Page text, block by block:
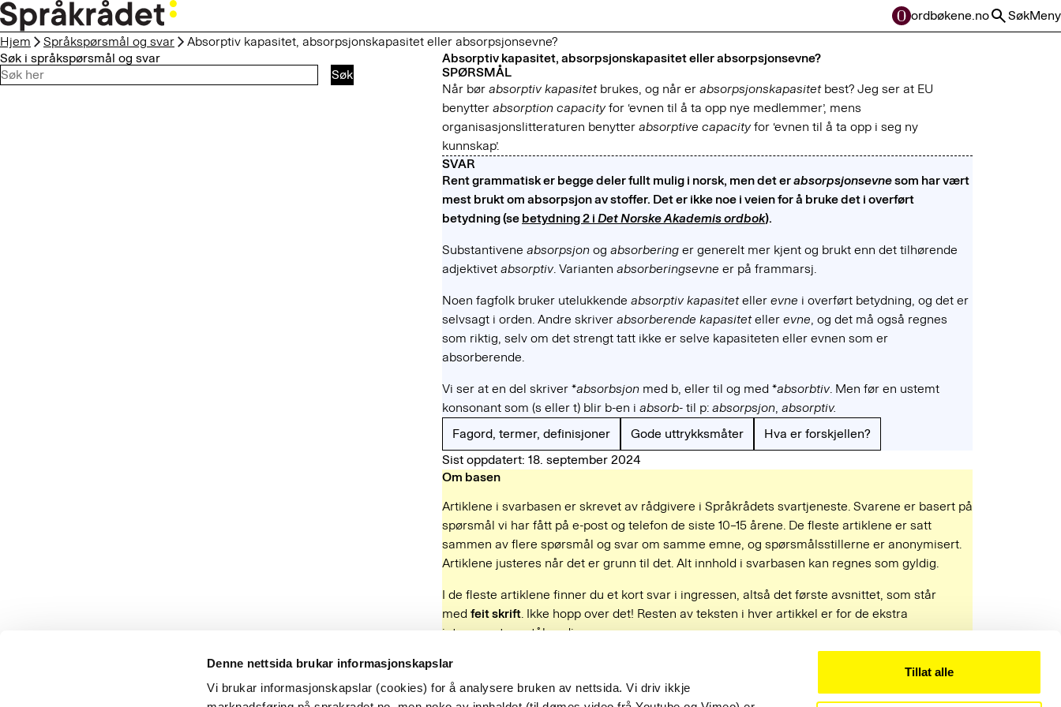
Denne nettsida brukar informasjonskapslar
Vi brukar informasjonskapslar (cookies) for å analysere bruken av nettsida. Vi driv ikkje
Tillat alle
HOPP
TIL
HOVEDINNHOLD
ordbøkene.no SøkMeny
Hjem
Språkspørsmål og svar
Absorptiv kapasitet, absorpsjonskapasitet eller absorpsjonsevne?
Søk i språkspørsmål og svar
Søk
Absorptiv kapasitet, absorpsjonskapasitet eller absorpsjonsevne?
SPØRSMÅL
Når bør absorptiv kapasitetbrukes, og når er absorpsjonskapasitetbest? Jeg ser at EU
benytter absorption capacityfor ‘evnen til å ta opp nye medlemmer’, mens
organisasjonslitteraturen benytter absorptive capacityfor ‘evnen til å ta opp i seg ny
kunnskap’.
SVAR
Rent grammatisk er begge deler fullt mulig i norsk, men det erabsorpsjonsevnesom har vært
mest brukt om absorpsjon av stoffer. Det er ikke noe i veien for å bruke det i overført
betydning (se betydning 2 i Det Norske Akademis ordbok).
Substantivene absorpsjon og absorbering er generelt mer kjent og brukt enn det tilhørende
adjektivet absorptiv. Varianten absorberingsevne er på frammarsj.
Noen fagfolk bruker utelukkende absorptiv kapasiteteller evne i overført betydning, og det er
selvsagt i orden. Andre skriver absorberende kapasiteteller evne, og det må også regnes
som riktig, selv om det strengt tatt ikke er selve kapasiteten eller evnen som er
absorberende.
Vi ser at en del skriver *absorbsjon med b, eller til og med *absorbtiv. Men før en ustemt
konsonant som (s eller t) blir b-en i absorb- til p: absorpsjon, absorptiv.
Fagord, termer, definisjoner
Gode uttrykksmåter
Hva er forskjellen?
Sist oppdatert: 18. september 2024
Om basen
Artiklene i svarbasen er skrevet av rådgivere i Språkrådets svartjeneste. Svarene er basert på
spørsmål vi har fått på e-post og telefon de siste 10–15 årene. De fleste artiklene er satt
sammen av flere spørsmål og svar om samme emne, og spørsmålsstillerne er anonymisert.
Artiklene justeres når det er grunn til det. Alt innhold i svarbasen kan regnes som gyldig.
I de fleste artiklene finner du et kort svar i ingressen, altså det første avsnittet, som står
med feit skrift. Ikke hopp over det! Resten av teksten i hver artikkel er for de ekstra
interesserte og tålmodige.
Aktuelt
Besøksadresse